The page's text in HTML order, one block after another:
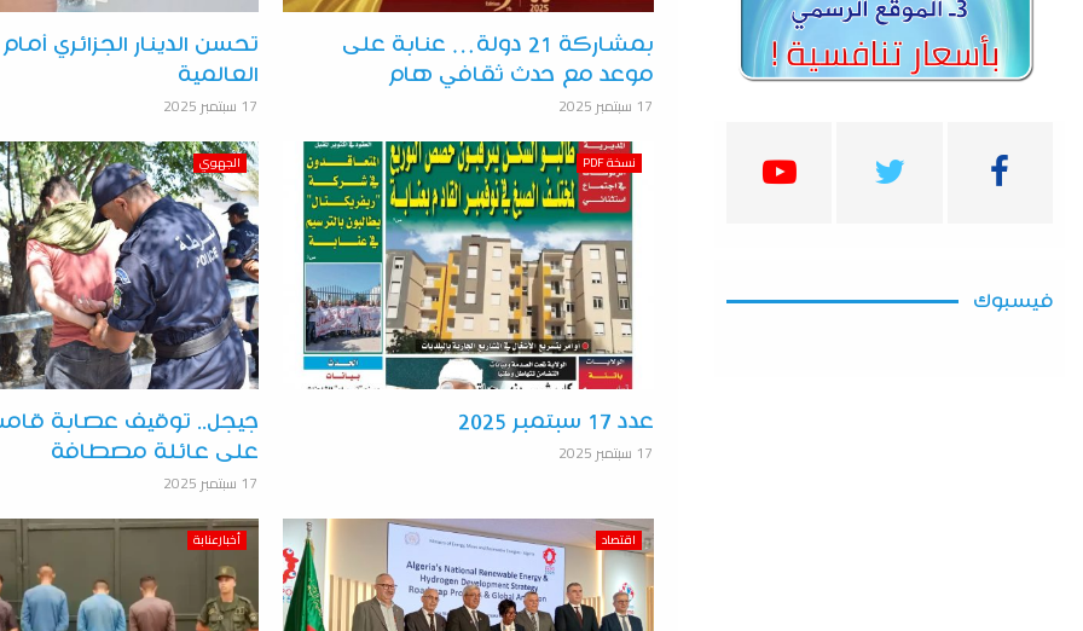
بمشاركة 21 دولة… عنابة على
موعد مع حدث ثقافي هام
17 سبتمبر 2025
تحسن الدينار الجزائري
العالمية
17 سبتمبر 2025
نسخة PDF
عدد 17 سبتمبر 2025
17 سبتمبر 2025
الجهوي
جيجل.. توقيف عصابة قامت
على عائلة مصطافة
17 سبتمبر 2025
اقتصاد أخبارعنابة
فيسبوك